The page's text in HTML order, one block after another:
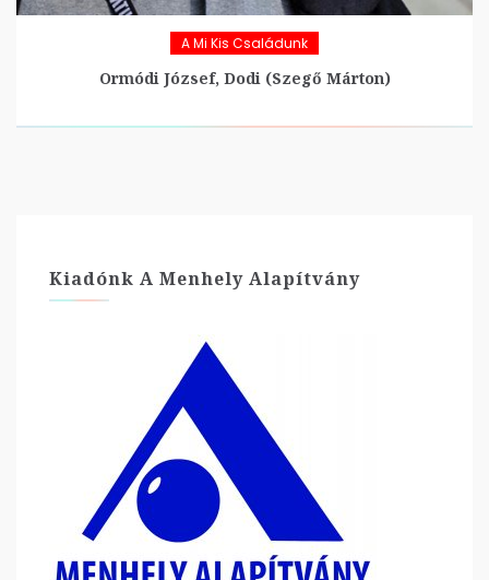
A Mi Kis Családunk
Ormódi József, Dodi (Szegő Márton)
Kiadónk A Menhely Alapítvány